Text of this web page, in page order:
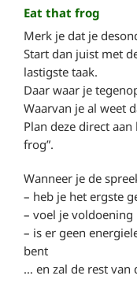
Eat that frog
Merk je dat je
Start dan juist met
lastigste taak.
Daar waar je
Waarvan je al weet
Plan deze direct
frog”.
Wanneer je de
– heb je het ergste
– voel je voldoening
– is er geen
bent
… en zal de rest van